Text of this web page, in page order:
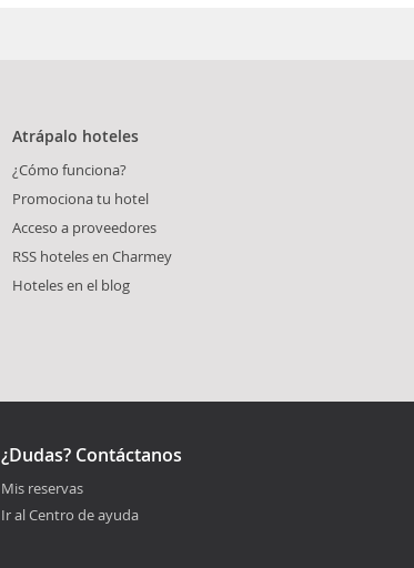
Atrápalo hoteles
¿Cómo funciona?
Promociona tu hotel
Acceso a proveedores
RSS hoteles en Charmey
Hoteles en el blog
¿Dudas? Contáctanos
Mis reservas
Ir al Centro de ayuda